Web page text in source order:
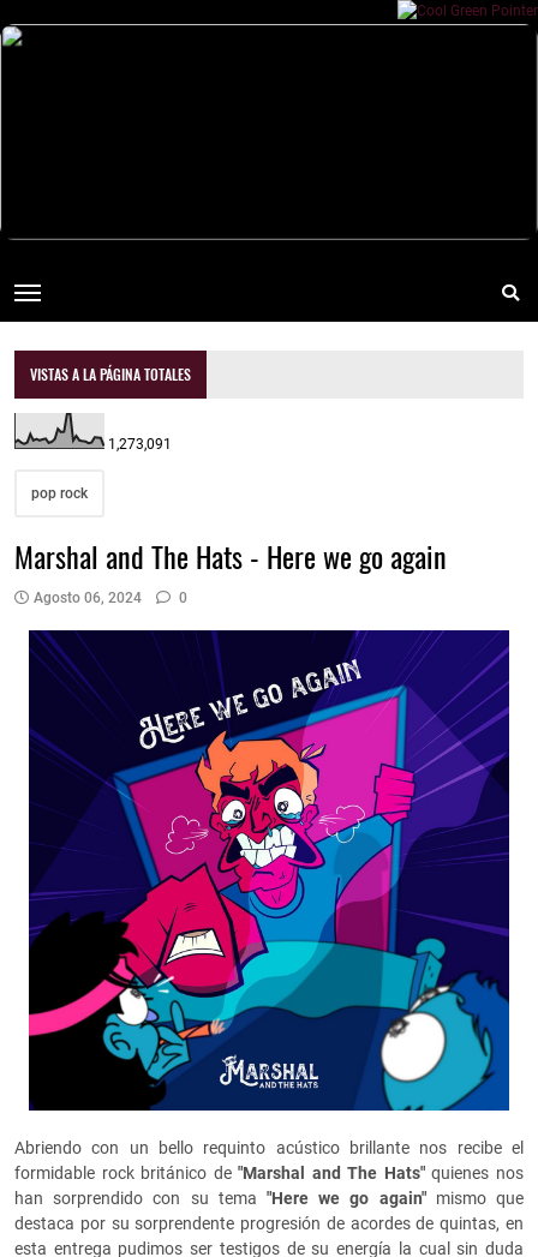
VISTAS A LA PÁGINA TOTALES
1,273,091
pop rock
Marshal and The Hats - Here we go again
Agosto 06, 2024 0
Abriendo con un bello requinto acústico brillante nos recibe el
formidable rock británico de"Marshal and The Hats"quienes nos
han sorprendido con su tema "Here we go again" mismo que
destaca por su sorprendente progresión de acordes de quintas, en
esta entrega pudimos ser testigos de su energía la cual sin duda